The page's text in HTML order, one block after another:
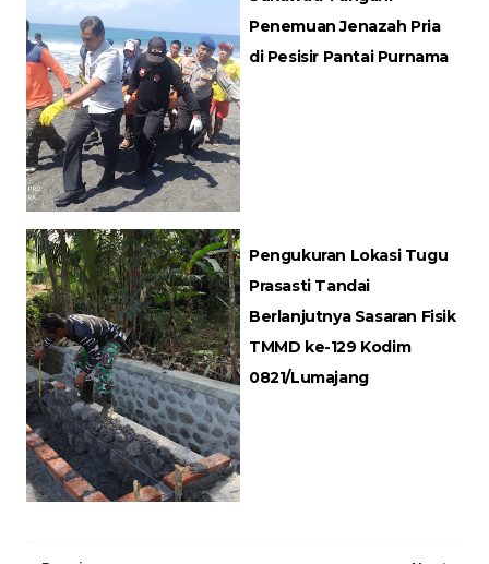
Penemuan Jenazah Pria
di Pesisir Pantai Purnama
Pengukuran Lokasi Tugu
Prasasti Tandai
Berlanjutnya Sasaran Fisik
TMMD ke-129 Kodim
0821/Lumajang